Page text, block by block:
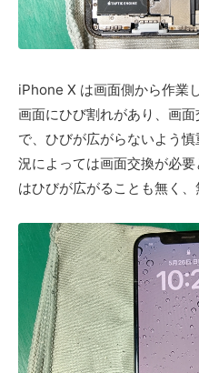
iPhone X は画面側から作業
画面にひび割れがあり、画
で、ひびが広がらないよう
況によっては画面交換が必
はひびが広がることも無く、